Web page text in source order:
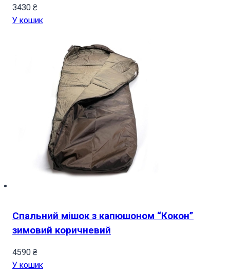
3430 ₴
У кошик
Спальний мішок з капюшоном “Кокон”
зимовий коричневий
4590 ₴
У кошик